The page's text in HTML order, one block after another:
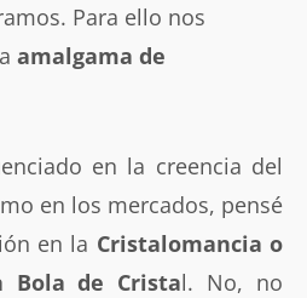
Para ello nos
amalgama de
en la creencia del
en los mercados, pensé
en la Cristalomancia o
Bola de Cristal. No, no